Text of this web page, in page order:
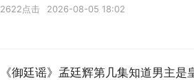
2622点击 2026-08-05 18:02
《御廷谣》孟廷辉第几集知道男主是